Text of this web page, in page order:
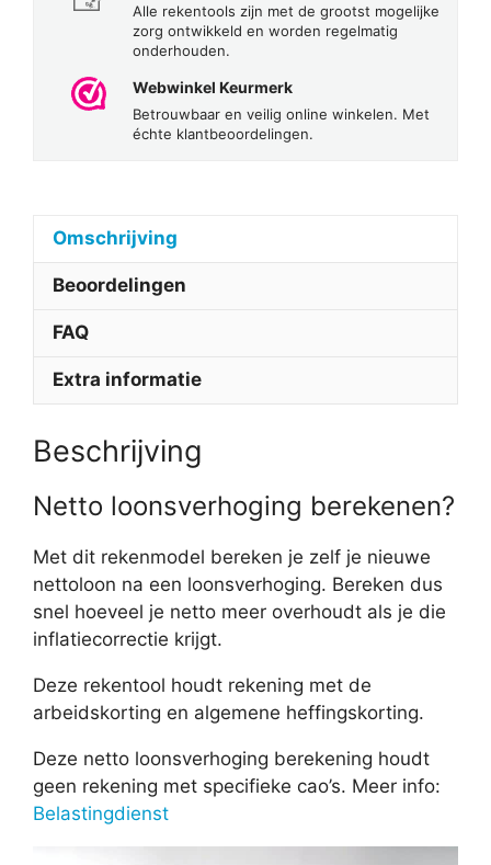
Alle rekentools zijn met de grootst mogelijke
zorg ontwikkeld en worden regelmatig
onderhouden.
Webwinkel Keurmerk
Betrouwbaar en veilig online winkelen. Met
échte klantbeoordelingen.
Omschrijving
Beoordelingen
FAQ
Extra informatie
Beschrijving
Netto loonsverhoging berekenen?
Met dit rekenmodel bereken je zelf je nieuwe
nettoloon na een loonsverhoging. Bereken dus
snel hoeveel je netto meer overhoudt als je die
inflatiecorrectie krijgt.
Deze rekentool houdt rekening met de
arbeidskorting en algemene heffingskorting.
Deze netto loonsverhoging berekening houdt
geen rekening met specifieke cao’s. Meer info:
Belastingdienst